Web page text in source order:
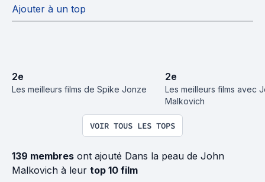
Ajouter à un top
2e
Les meilleurs films de Spike Jonze
2e
Les meilleurs films avec
Malkovich
VOIR TOUS LES TOPS
139 membres ont ajouté Dans la peau de John
Malkovich à leur top 10 film